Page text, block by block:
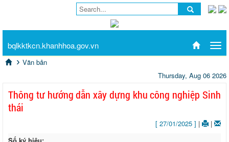
bqlkktkcn.khanhhoa.gov.vn
Văn bản
Thursday, Aug 06 2026
Thông tư hướng dẫn xây dựng khu công nghiệp Sinh
thái
[ 27/01/2025 ] |
|
Số ký hiệu: